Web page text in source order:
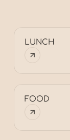
LUNCH
FOOD